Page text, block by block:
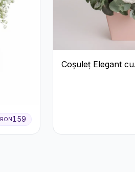
RON159
Coșuleț Elegant cu